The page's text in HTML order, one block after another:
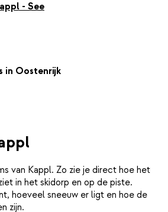
- See
in Oostenrijk
van Kappl. Zo zie je direct hoe het
in het skidorp en op de piste.
hoeveel sneeuw er ligt en hoe de
zijn.